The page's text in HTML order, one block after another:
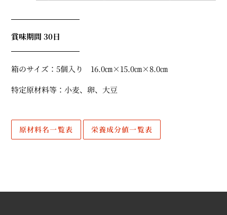
賞味期間 30日
箱のサイズ：5個入り 16.0㎝×15.0㎝×8.0㎝
特定原材料等：小麦、卵、大豆
原材料名一覧表 栄養成分値一覧表